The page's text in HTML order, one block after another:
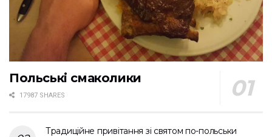
Польські смаколики
17987 SHARES
Традиційне привітання зі святом по-польськи